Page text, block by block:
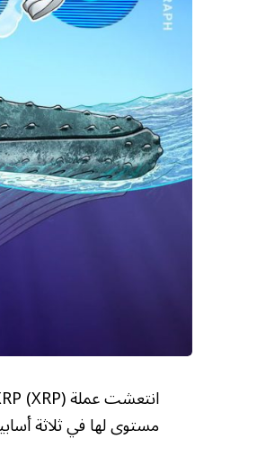
مستوى لها في ثلاثة أسابيع عند 1.50